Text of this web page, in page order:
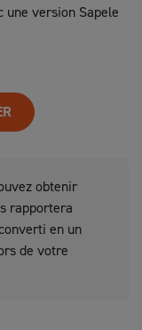
une version Sapele
obtenir
rapportera
en un
de votre